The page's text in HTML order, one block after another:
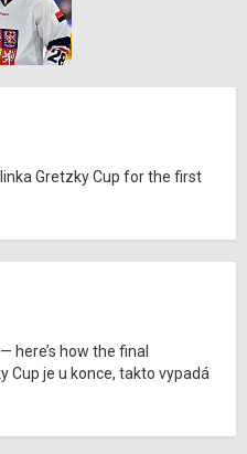
Gretzky Cup for the first
here’s how the final
Cup je u konce, takto vypadá